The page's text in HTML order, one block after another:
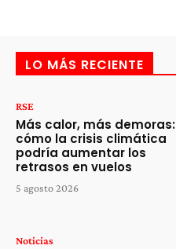
LO MÁS RECIENTE
RSE
Más calor, más demoras:
cómo la crisis climática
podría aumentar los
retrasos en vuelos
5 agosto 2026
Noticias